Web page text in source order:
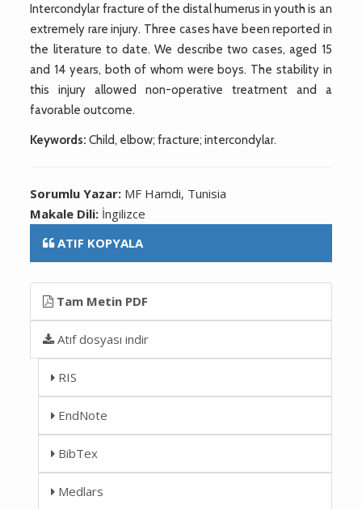
Intercondylar fracture of the distal humerus in youth is an
extremely rare injury. Three cases have been reported in
the literature to date. We describe two cases, aged 15
and 14 years, both of whom were boys. The stability in
this injury allowed non-operative treatment and a
favorable outcome.
Keywords: Child, elbow; fracture; intercondylar.
Sorumlu Yazar: MF Hamdi, Tunisia
Makale Dili: İngilizce
ATIF KOPYALA
Tam Metin PDF
Atıf dosyası indir
RIS
EndNote
BibTex
Medlars